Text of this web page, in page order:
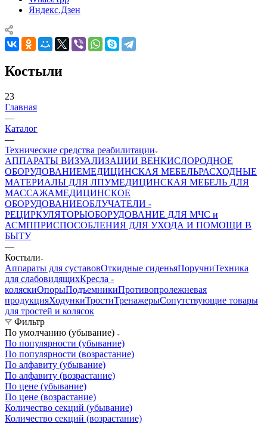
Яндекс.Дзен
Костыли
23
Главная
—
Каталог
—
Технические средства реабилитации
АППАРАТЫ ВИЗУАЛИЗАЦИИ ВЕНКИСЛОРОДНОЕ
ОБОРУДОВАНИЕМЕДИЦИНСКАЯ МЕБЕЛЬРАСХОДНЫЕ
МАТЕРИАЛЫ ДЛЯ ЛПУМЕДИЦИНСКАЯ МЕБЕЛЬ ДЛЯ
МАССАЖАМЕДИЦИНСКОЕ
ОБОРУДОВАНИЕОБЛУЧАТЕЛИ -
РЕЦИРКУЛЯТОРЫОБОРУДОВАНИЕ ДЛЯ МЧС и
АСМППРИСПОСОБЛЕНИЯ ДЛЯ УХОДА И ПОМОЩИ В
БЫТУ
—
Костыли
Аппараты для суставовОткидные сиденьяПоручниТехника
для слабовидящихКресла -
коляскиОпорыПодъемникиПротивопролежневая
продукцияХодункиТростиТренажерыСопутствующие товары
для тростей и колясок
Фильтр
По умолчанию (убывание)
По популярности (убывание)
По популярности (возрастание)
По алфавиту (убывание)
По алфавиту (возрастание)
По цене (убывание)
По цене (возрастание)
Количество секций (убывание)
Количество секций (возрастание)